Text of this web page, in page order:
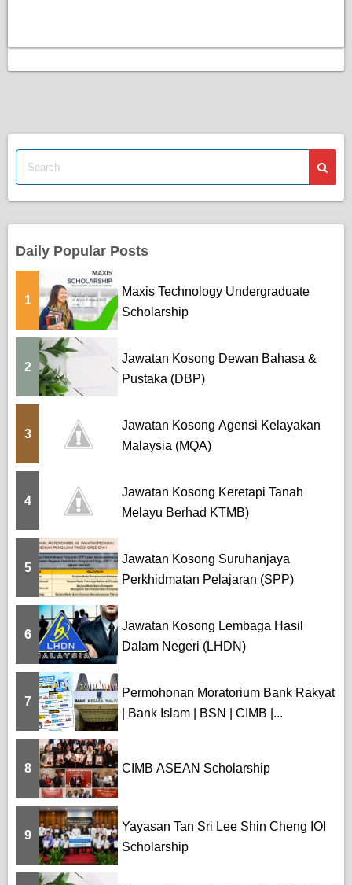
Daily Popular Posts
1
Maxis Technology Undergraduate
Scholarship
2
Jawatan Kosong Dewan Bahasa &
Pustaka (DBP)
3
Jawatan Kosong Agensi Kelayakan
Malaysia (MQA)
4
Jawatan Kosong Keretapi Tanah
Melayu Berhad KTMB)
5
Jawatan Kosong Suruhanjaya
Perkhidmatan Pelajaran (SPP)
6
Jawatan Kosong Lembaga Hasil
Dalam Negeri (LHDN)
7
Permohonan Moratorium Bank Rakyat
| Bank Islam | BSN | CIMB |...
8 CIMB ASEAN Scholarship
9
Yayasan Tan Sri Lee Shin Cheng IOI
Scholarship